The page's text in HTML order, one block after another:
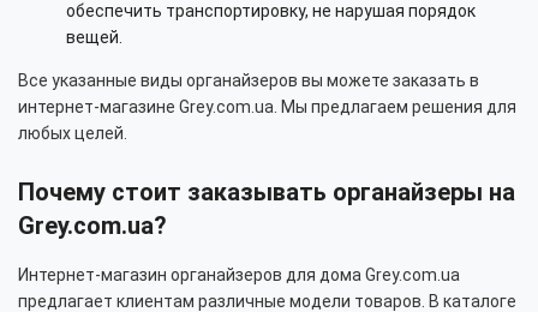
обеспечить транспортировку, не нарушая порядок
вещей.
Все указанные виды органайзеров вы можете заказать в
интернет-магазине Grey.com.ua. Мы предлагаем решения для
любых целей.
Почему стоит заказывать органайзеры на
Grey.com.ua?
Интернет-магазин органайзеров для дома Grey.com.ua
предлагает клиентам различные модели товаров. В каталоге